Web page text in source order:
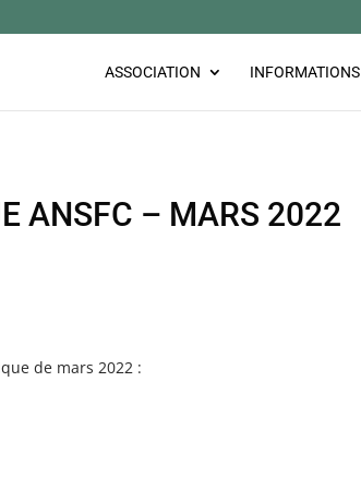
ASSOCIATION INFORMATIONS
ANSFC – MARS 2022
de mars 2022 :